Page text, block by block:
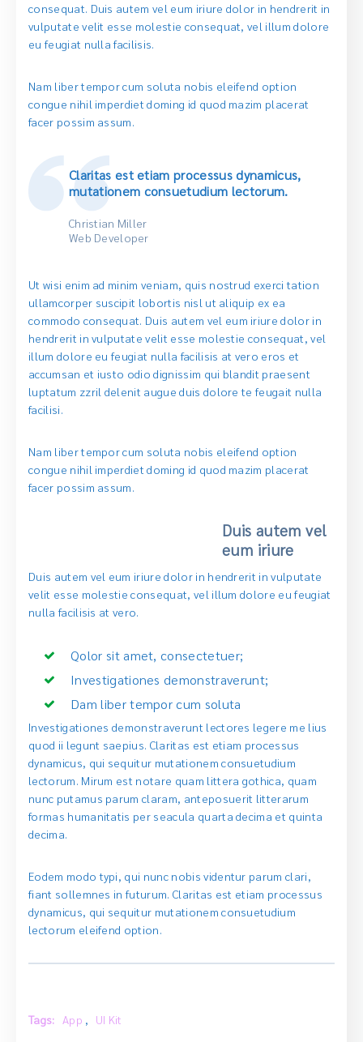
consequat. Duis autem vel eum iriure dolor in hendrerit in
vulputate velit esse molestie consequat, vel illum dolore
eu feugiat nulla facilisis.
Nam liber tempor cum soluta nobis eleifend option
congue nihil imperdiet doming id quod mazim placerat
facer possim assum.
Claritas est etiam processus dynamicus,
mutationem consuetudium lectorum.
Christian Miller
Web Developer
Ut wisi enim ad minim veniam, quis nostrud exerci tation
ullamcorper suscipit lobortis nisl ut aliquip ex ea
commodo consequat. Duis autem vel eum iriure dolor in
hendrerit in vulputate velit esse molestie consequat, vel
illum dolore eu feugiat nulla facilisis at vero eros et
accumsan et iusto odio dignissim qui blandit praesent
luptatum zzril delenit augue duis dolore te feugait nulla
facilisi.
Nam liber tempor cum soluta nobis eleifend option
congue nihil imperdiet doming id quod mazim placerat
facer possim assum.
Duis autem vel
eum iriure
Duis autem vel eum iriure dolor in hendrerit in vulputate
velit esse molestie consequat, vel illum dolore eu feugiat
nulla facilisis at vero.
Qolor sit amet, consectetuer;
Investigationes demonstraverunt;
Dam liber tempor cum soluta
Investigationes demonstraverunt lectores legere me lius
quod ii legunt saepius. Claritas est etiam processus
dynamicus, qui sequitur mutationem consuetudium
lectorum. Mirum est notare quam littera gothica, quam
nunc putamus parum claram, anteposuerit litterarum
formas humanitatis per seacula quarta decima et quinta
decima.
Eodem modo typi, qui nunc nobis videntur parum clari,
fiant sollemnes in futurum. Claritas est etiam processus
dynamicus, qui sequitur mutationem consuetudium
lectorum eleifend option.
Tags: App , UI Kit